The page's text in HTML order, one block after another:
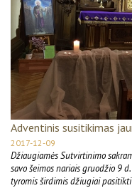
Adventinis susitikimas
2017-12-09
Džiaugiamės Sutvirtinimo
savo šeimos nariais gruodžio 9
tyromis širdimis džiugiai